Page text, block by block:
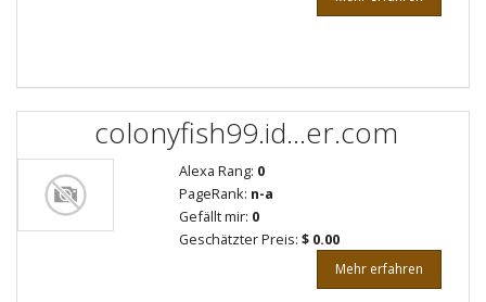
colonyfish99.id...er.com
Alexa Rang: 0
PageRank: n-a
Gefällt mir: 0
Geschätzter Preis: $ 0.00
Mehr erfahren